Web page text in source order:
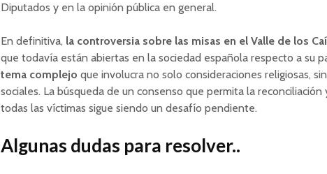
Diputados y en la opinión pública en general.
En definitiva, la controversia sobre las misas en el Valle de los
que todavía están abiertas en la sociedad española respecto a su
tema complejo que involucra no solo consideraciones religiosas,
sociales. La búsqueda de un consenso que permita la
todas las víctimas sigue siendo un desafío pendiente.
Algunas dudas para resolver..